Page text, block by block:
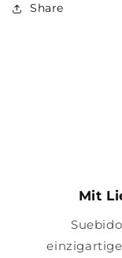
Share
Mit